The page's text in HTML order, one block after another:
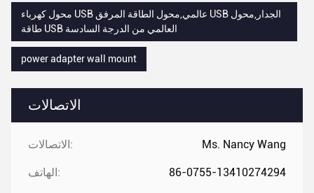
الاتصالات
الاتصالات: Ms. Nancy Wang
الهاتف: 86-0755-13410274294
محول كهرباء USB عالمي,محول الطاقة المرفق USB الجدار,محول
طاقة USB العالمي من الدرجة السادسة
power adapter wall mount